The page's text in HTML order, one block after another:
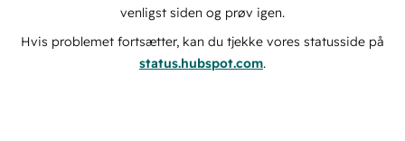
venligst siden og prøv igen.
Hvis problemet fortsætter, kan du tjekke vores statusside på
status.hubspot.com.